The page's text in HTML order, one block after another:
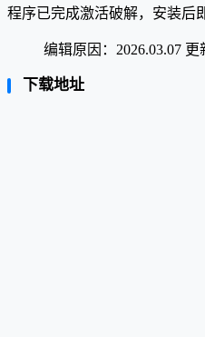
程序已完成激活破解，安装后
编辑原因：2026.03.07 更
下载地址